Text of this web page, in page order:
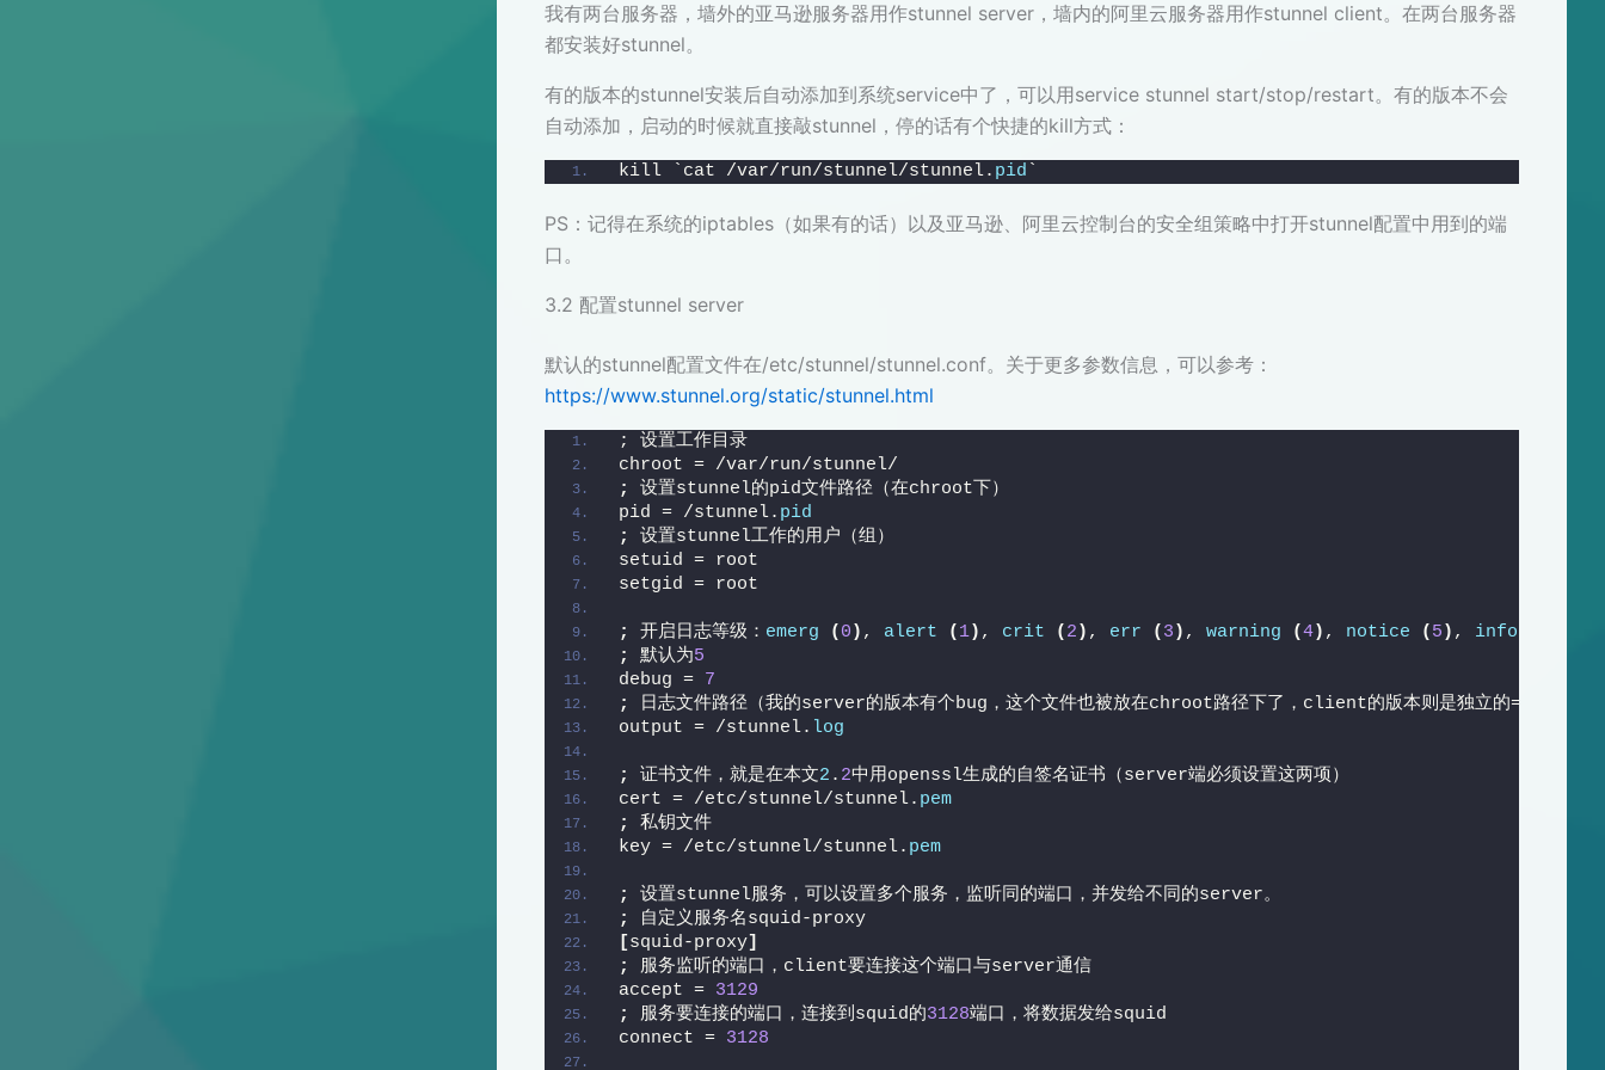
我有两台服务器，墙外的亚马逊服务器用作stunnel server，墙内的阿里云服务器用作stunnel client。在两台服务器
都安装好stunnel。
有的版本的stunnel安装后自动添加到系统service中了，可以用service stunnel start/stop/restart。有的版本不会
自动添加，启动的时候就直接敲stunnel，停的话有个快捷的kill方式：
kill `cat /var/run/stunnel/stunnel. pid `
PS：记得在系统的iptables（如果有的话）以及亚马逊、阿里云控制台的安全组策略中打开stunnel配置中用到的端
口。
3.2 配置stunnel server
默认的stunnel配置文件在/etc/stunnel/stunnel.conf。关于更多参数信息，可以参考：
https://www.stunnel.org/static/stunnel.html
; 设置工作目录
chroot = /var/run/stunnel/
;
设置stunnel的pid文件路径（在chroot下）
pid = /stunnel. pid
;
设置stunnel工作的用户（组）
setuid = root
setgid = root
; 开启日志等级： emerg ( 0 ) , alert ( 1) , crit ( 2 ) , err ( 3 ) , warning (4) , notice ( 5 ) , info
;
默认为5
debug = 7
;
日志文件路径（我的server的版本有个bug，这个文件也被放在chroot路径下了，client的版本则是独立的=。=
output = /stunnel. log
; 证书文件，就是在本文2 . 2中用openssl生成的自签名证书（server端必须设置这两项）
cert = /etc/stunnel/stunnel. pem
;
私钥文件
key = /etc/stunnel/stunnel. pem
;
设置stunnel服务，可以设置多个服务，监听同的端口，并发给不同的server。
;
自定义服务名squid-proxy
[squid-proxy]
;
服务监听的端口，client要连接这个端口与server通信
accept = 3129
;
服务要连接的端口，连接到squid的3128端口，将数据发给squid
connect = 3128